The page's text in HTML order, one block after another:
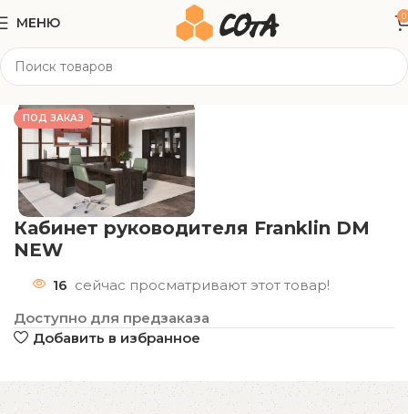
МЕНЮ 0
Офисная мебель
ПОД ЗАКАЗ
Кабинет руководителя Franklin DM
NEW
16 сейчас просматривают этот товар!
Доступно для предзаказа
Добавить в избранное